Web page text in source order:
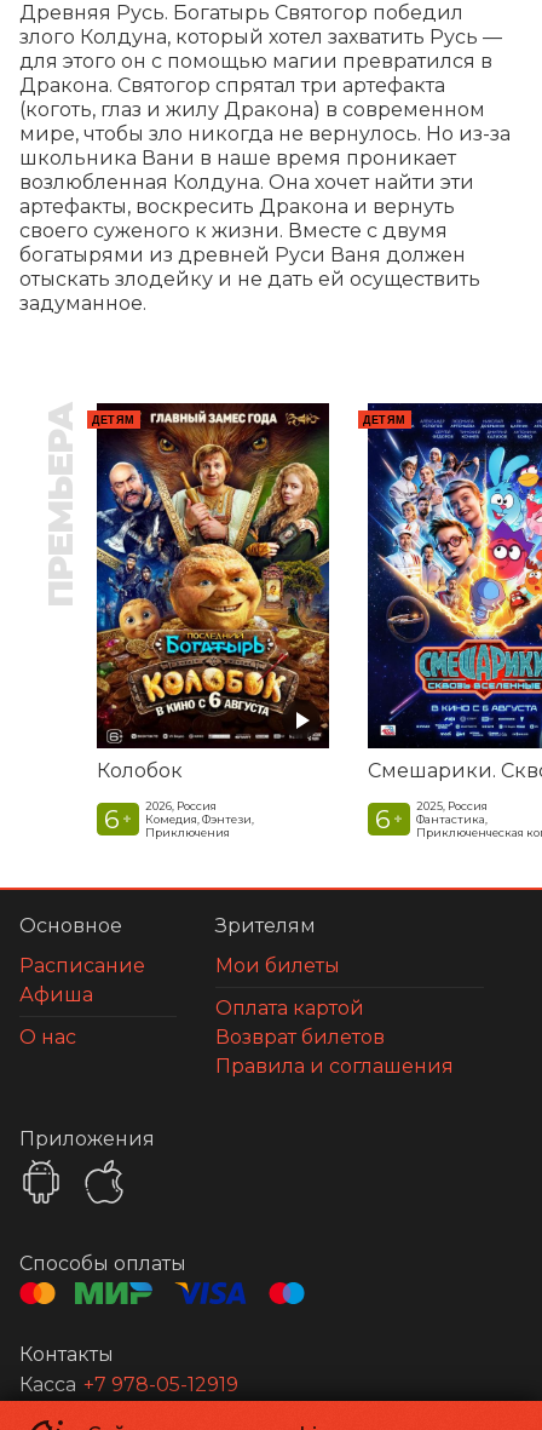
Древняя Русь. Богатырь Святогор победил
злого Колдуна, который хотел захватить Русь —
для этого он с помощью магии превратился в
Дракона. Святогор спрятал три артефакта
(коготь, глаз и жилу Дракона) в современном
мире, чтобы зло никогда не вернулось. Но из-за
школьника Вани в наше время проникает
возлюбленная Колдуна. Она хочет найти эти
артефакты, воскресить Дракона и вернуть
своего суженого к жизни. Вместе с двумя
богатырями из древней Руси Ваня должен
отыскать злодейку и не дать ей осуществить
задуманное.
ПРЕМЬЕРА ДЕТЯМ
Колобок
6 +
2026, Россия
Комедия, Фэнтези,
Приключения
ДЕТЯМ
6 +
2025, Россия
Фантастика,
Приключенческая
Основное
Расписание
Афиша
О нас
Зрителям
Мои билеты
Оплата картой
Возврат билетов
Правила и соглашения
Приложения
Способы оплаты
Контакты
Касса +7 978-05-12919